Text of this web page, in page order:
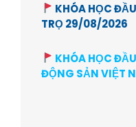
KHÓA HỌC
TRỌ 29/08/2026
KHÓA HỌC
ĐỘNG SẢN VIỆT